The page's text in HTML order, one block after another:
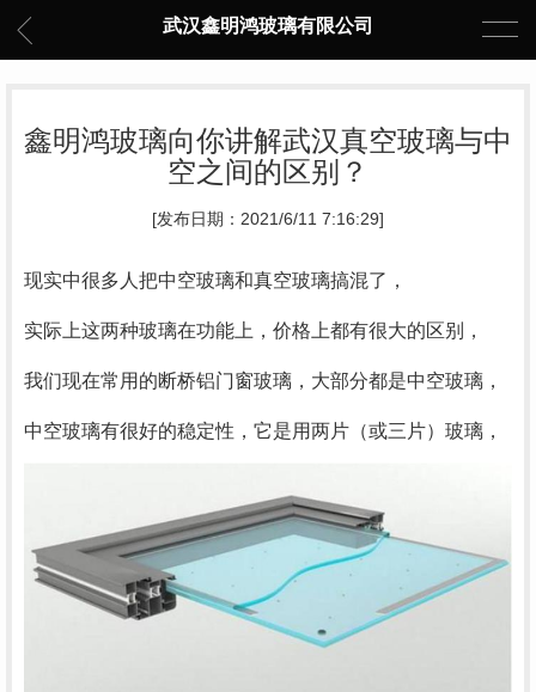
武汉鑫明鸿玻璃有限公司
鑫明鸿玻璃向你讲解武汉真空玻璃与中
空之间的区别？
[发布日期：2021/6/11 7:16:29]
现实中很多人把中空玻璃和真空玻璃搞混了，
实际上这两种玻璃在功能上，价格上都有很大的区别，
我们现在常用的断桥铝门窗玻璃，大部分都是中空玻璃，
中空玻璃有很好的稳定性，它是用两片（或三片）玻璃，